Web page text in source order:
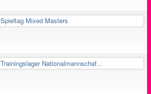
Spieltag Mixed Masters
Trainingslager Nationalmannschaf...